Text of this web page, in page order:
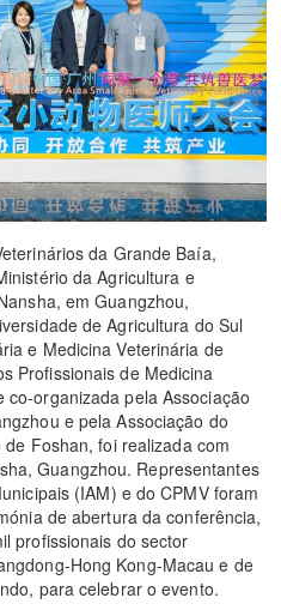
da Grande Baía,
da Agricultura e
em Guangzhou,
de Agricultura do Sul
e Medicina Veterinária de
Profissionais de Medicina
co-organizada pela Associação
e pela Associação do
Foshan, foi realizada com
Guangzhou. Representantes
(IAM) e do CPMV foram
de abertura da conferência,
profissionais do sector
Hong Kong-Macau e de
para celebrar o evento.